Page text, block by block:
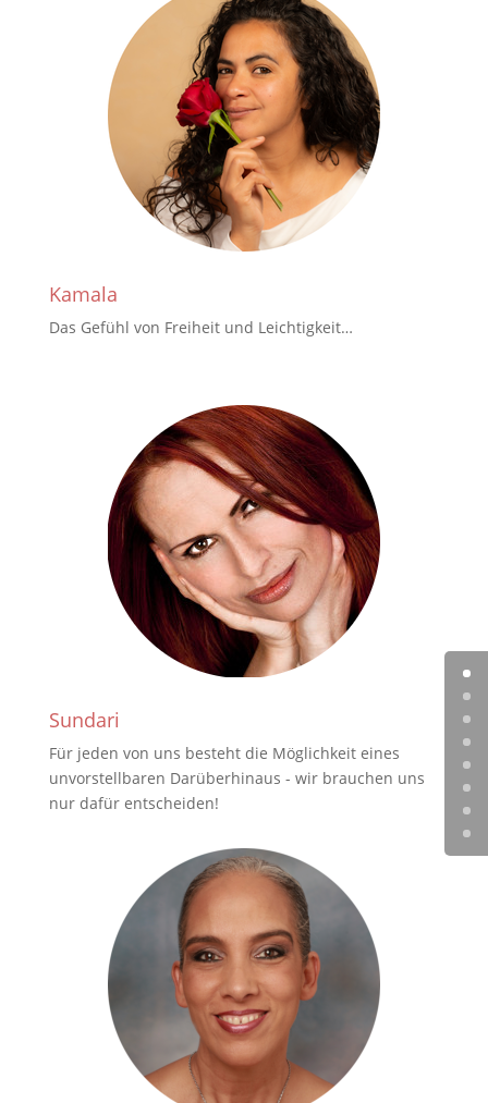
Kamala
Das Gefühl von Freiheit und Leichtigkeit…
Sundari
Für jeden von uns besteht die Möglichkeit eines
unvorstellbaren Darüberhinaus - wir brauchen uns
nur dafür entscheiden!